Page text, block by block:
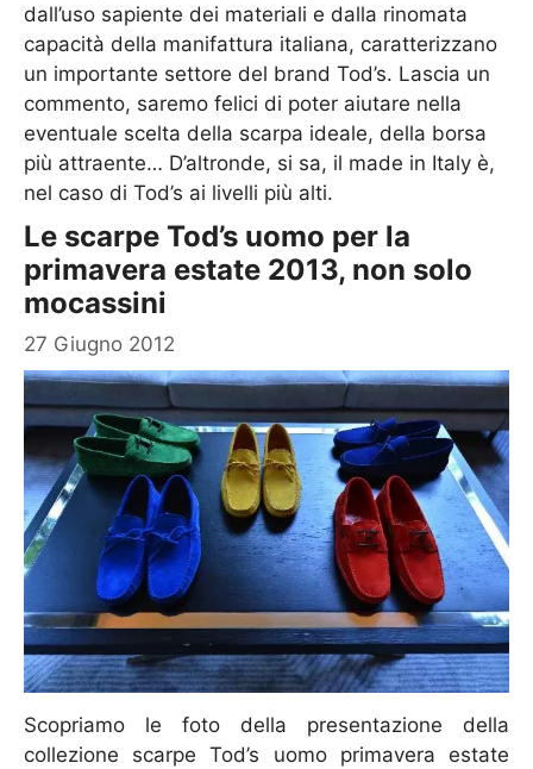
dall’uso sapiente dei materiali e dalla rinomata
capacità della manifattura italiana, caratterizzano
un importante settore del brand Tod’s. Lascia un
commento, saremo felici di poter aiutare nella
eventuale scelta della scarpa ideale, della borsa
più attraente… D’altronde, si sa, il made in Italy è,
nel caso di Tod’s ai livelli più alti.
Le scarpe Tod’s uomo per la
primavera estate 2013, non solo
mocassini
27 Giugno 2012
Scopriamo le foto della presentazione della
collezione scarpe Tod’s uomo primavera estate